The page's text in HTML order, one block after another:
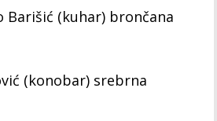
Barišić (kuhar) brončana
(konobar) srebrna